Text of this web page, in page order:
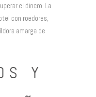
el dinero. La
con roedores,
amarga de
Y